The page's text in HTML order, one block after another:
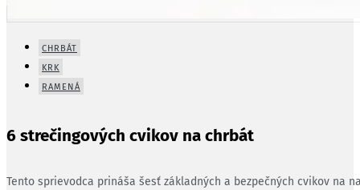
CHRBÁT
KRK
RAMENÁ
6 strečingových cvikov na chrbát
Tento sprievodca prináša šesť základných a bezpečných cvikov na